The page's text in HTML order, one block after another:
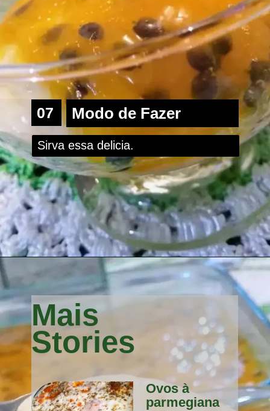
Modo de Fazer
07
Sirva essa delicia.
Mais
Stories
Ovos à
parmegiana